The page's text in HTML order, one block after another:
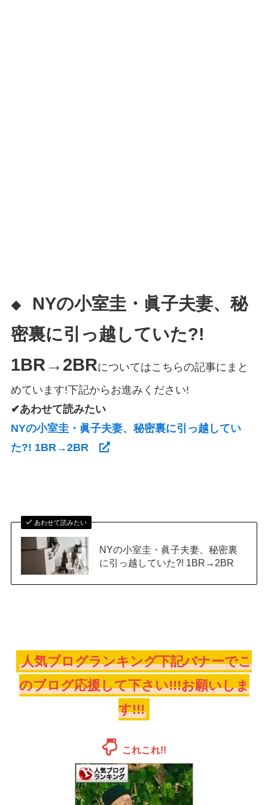
◆
NYの小室圭・眞子夫妻、秘
密裏に引っ越していた?!
1BR→2BRについてはこちらの記事にまと
めています!下記からお進みください!
✔あわせて読みたい
NYの小室圭・眞子夫妻、秘密裏に引っ越してい
た?! 1BR→2BR
あわせて読みたい
NYの小室圭・眞子夫妻、秘密裏
に引っ越していた?! 1BR→2BR
人気ブログランキング下記バナーでこ
のブログ応援して下さい!!!お願いしま
す!!!
これこれ!!